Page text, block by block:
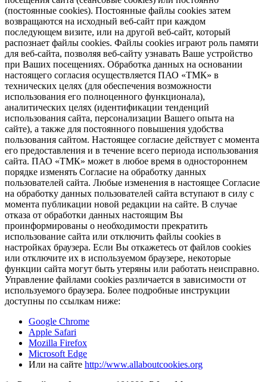
(постоянные cookies). Постоянные файлы cookies затем
возвращаются на исходный веб-сайт при каждом
последующем визите, или на другой веб-сайт, который
распознает файлы cookies. Файлы cookies играют роль памяти
для веб-сайта, позволяя веб-сайту узнавать Ваше устройство
при Ваших посещениях. Обработка данных на основании
настоящего согласия осуществляется ПАО «ТМК» в
технических целях (для обеспечения возможности
использования его полноценного функционала),
аналитических целях (идентификации тенденций
использования сайта, персонализации Вашего опыта на
сайте), а также для постоянного повышения удобства
пользования сайтом. Настоящее согласие действует с момента
его предоставления и в течение всего периода использования
сайта. ПАО «ТМК» может в любое время в одностороннем
порядке изменять Согласие на обработку данных
пользователей сайта. Любые изменения в настоящее Согласие
на обработку данных пользователей сайта вступают в силу с
момента публикации новой редакции на сайте. В случае
отказа от обработки данных настоящим Вы
проинформированы о необходимости прекратить
использование сайта или отключить файлы cookies в
настройках браузера. Если Вы откажетесь от файлов cookies
или отключите их в используемом браузере, некоторые
функции сайта могут быть утеряны или работать неисправно.
Управление файлами cookies различается в зависимости от
используемого браузера. Более подробные инструкции
доступны по ссылкам ниже:
Google Chrome
Apple Safari
Mozilla Firefox
Microsoft Edge
Или на сайте http://www.allaboutcookies.org